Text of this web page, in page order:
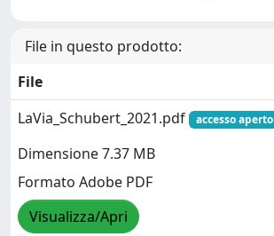
File in questo prodotto:
File
LaVia_Schubert_2021.pdf
accesso aperto
Dimensione 7.37 MB
Formato Adobe PDF
Visualizza/Apri